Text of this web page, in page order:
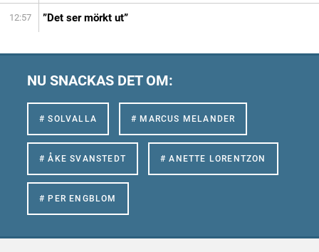
12:57 ”Det ser mörkt ut”
NU SNACKAS DET OM:
# SOLVALLA # MARCUS MELANDER
# ÅKE SVANSTEDT # ANETTE LORENTZON
# PER ENGBLOM